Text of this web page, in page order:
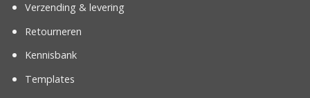
Verzending & levering
Retourneren
Kennisbank
Templates